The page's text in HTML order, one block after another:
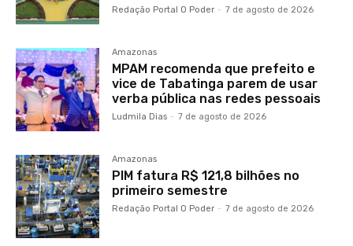
Redação Portal O Poder - 7 de agosto de 2026
Amazonas
MPAM recomenda que prefeito e
vice de Tabatinga parem de usar
verba pública nas redes pessoais
Ludmila Dias - 7 de agosto de 2026
Amazonas
PIM fatura R$ 121,8 bilhões no
primeiro semestre
Redação Portal O Poder - 7 de agosto de 2026